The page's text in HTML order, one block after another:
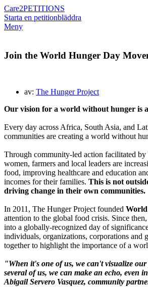
Care2PETITIONS
Starta en petitionbläddra
Meny
Join the World Hunger Day
av: The Hunger Project
Our vision for a world without hunger is
Every day across Africa, South Asia, and
communities are creating a world without
Through community-led action facilitated
women, farmers and local leaders are
food, improving healthcare and education
incomes for their families. This is not
driving change in their own communities.
In 2011, The Hunger Project founded
attention to the global food crisis. Since
into a globally-recognized day of
individuals, organizations, corporations and
together to highlight the importance of a
"When it's one of us, we can't visualize
several of us, we can make an echo, even
Abigail Servero Vasquez, community